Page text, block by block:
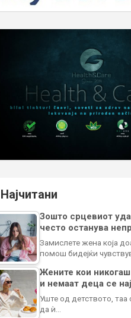
Најчитани
Зошто срцевиот
често останува
Замислете жена која
помош бидејќи
Жените кои
и немаат деца се
Уште од детството, таа
да ѝ…